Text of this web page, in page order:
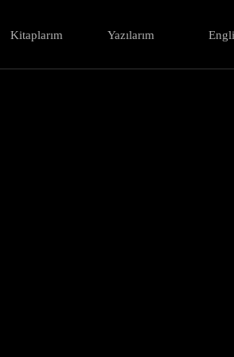
Kitaplarım Yazılarım